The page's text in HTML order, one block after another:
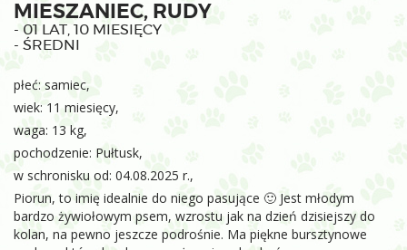
MIESZANIEC, RUDY
- 01 LAT, 10 MIESIĘCY
- ŚREDNI
płeć: samiec,
wiek: 11 miesięcy,
waga: 13 kg,
pochodzenie: Pułtusk,
w schronisku od: 04.08.2025 r.,
Piorun, to imię idealnie do niego pasujące 🙂 Jest młodym
bardzo żywiołowym psem, wzrostu jak na dzień dzisiejszy do
kolan, na pewno jeszcze podrośnie. Ma piękne bursztynowe